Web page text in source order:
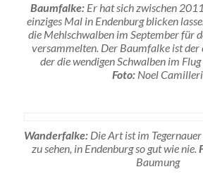
Baumfalke:Er hat sich zwischen
einziges Mal in Endenburg blicken
die Mehlschwalben im September für
versammelten. Der Baumfalke ist der
der die wendigen Schwalben im
Foto: Noel Camilleri
Wanderfalke: Die Art ist im
zu sehen, in Endenburg so gut wie nie.
Baumung